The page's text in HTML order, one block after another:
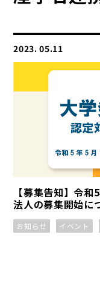
2023. 05.11
【募集告知】令
法人の募集開始に
お知らせ イベント